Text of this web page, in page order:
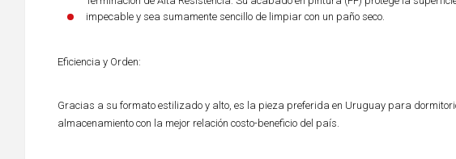
impecable y sea sumamente sencillo de limpiar con un paño seco.
Eficiencia y Orden:
Gracias a su formato estilizado y alto, es la pieza preferida en Uruguay para
almacenamiento con la mejor relación costo-beneficio del país.